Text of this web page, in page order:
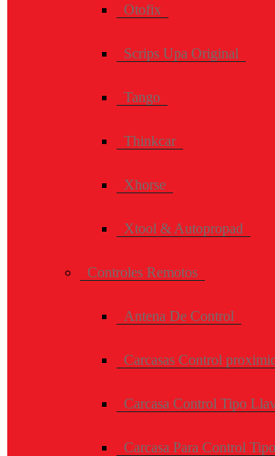
Otofix
Scrips Upa Original
Tango
Thinkcar
Xhorse
Xtool & Autopropad
Controles Remotos
Antena De Control
Carcasas Control
Carcasa Control Tipo
Carcasa Para Control